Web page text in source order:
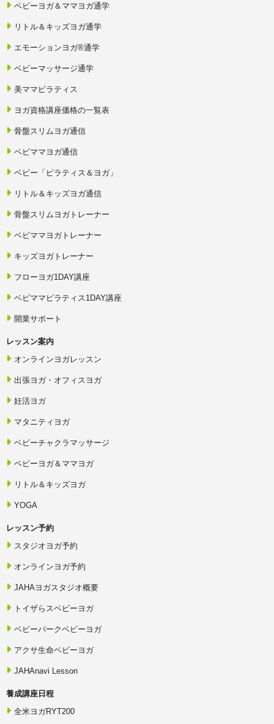
ベビーヨガ＆ママヨガ通学
リトル＆キッズヨガ通学
エモーションヨガ®通学
ベビーマッサージ通学
美ママピラティス
ヨガ資格講座価格の一覧表
骨盤スリムヨガ通信
ベビママヨガ通信
ベビー「ピラティス＆ヨガ」
リトル＆キッズヨガ通信
骨盤スリムヨガトレーナー
ベビママヨガトレーナー
キッズヨガトレーナー
フローヨガ1DAY講座
ベビママピラティス1DAY講座
開業サポート
レッスン案内
オンラインヨガレッスン
出張ヨガ・オフィスヨガ
妊活ヨガ
マタニティヨガ
ベビーチャクラマッサージ
ベビーヨガ＆ママヨガ
リトル＆キッズヨガ
YOGA
レッスン予約
スタジオヨガ予約
オンラインヨガ予約
JAHAヨガスタジオ概要
トイザらスベビーヨガ
ベビーパークベビーヨガ
アクサ生命ベビーヨガ
JAHAnavi Lesson
養成講座日程
全米ヨガRYT200